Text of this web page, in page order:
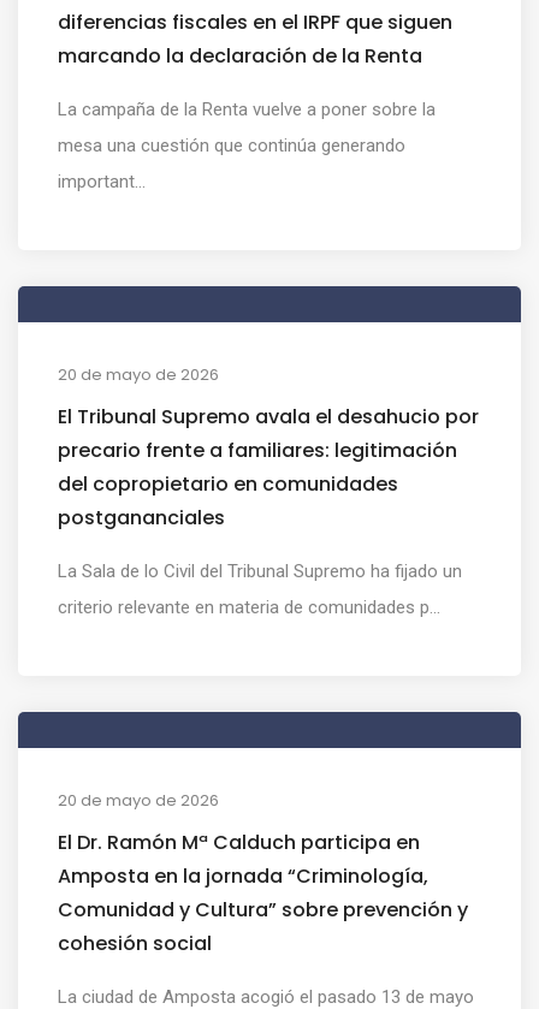
diferencias fiscales en el IRPF que siguen
marcando la declaración de la Renta
La campaña de la Renta vuelve a poner sobre la
mesa una cuestión que continúa generando
important...
20 de mayo de 2026
El Tribunal Supremo avala el desahucio por
precario frente a familiares: legitimación
del copropietario en comunidades
postgananciales
La Sala de lo Civil del Tribunal Supremo ha fijado un
criterio relevante en materia de comunidades p...
20 de mayo de 2026
El Dr. Ramón Mª Calduch participa en
Amposta en la jornada “Criminología,
Comunidad y Cultura” sobre prevención y
cohesión social
La ciudad de Amposta acogió el pasado 13 de mayo